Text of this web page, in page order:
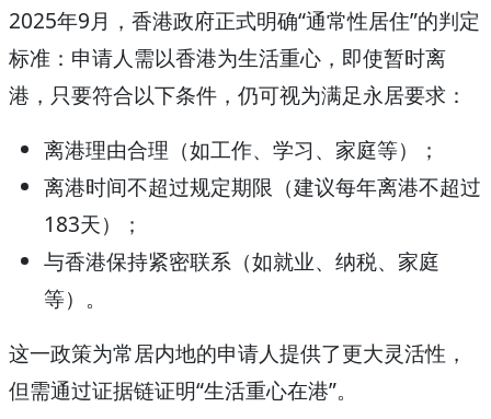
2025年9月，香港政府正式明确“通常性居住”的判定
标准：申请人需以香港为生活重心，即使暂时离
港，只要符合以下条件，仍可视为满足永居要求：
离港理由合理（如工作、学习、家庭等）；
离港时间不超过规定期限（建议每年离港不超过
183天）；
与香港保持紧密联系（如就业、纳税、家庭
等）。
这一政策为常居内地的申请人提供了更大灵活性，
但需通过证据链证明“生活重心在港”。